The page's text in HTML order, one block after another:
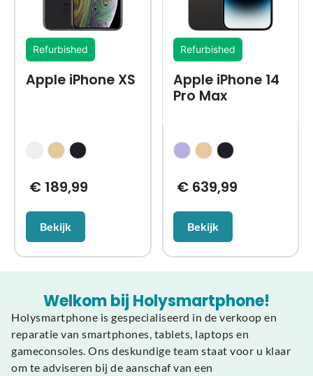
Refurbished
Apple iPhone XS
€189,99
Bekijk
Refurbished
Apple iPhone 14
Pro Max
€ 639,99
Bekijk
Welkom bij Holysmartphone!
Holysmartphone is gespecialiseerd in de verkoop en
reparatie van smartphones, tablets, laptops en
gameconsoles. Ons deskundige team staat voor u klaar
om te adviseren bij de aanschaf van een